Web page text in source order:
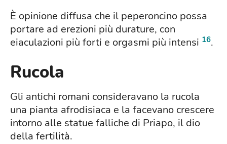
È opinione diffusa che il peperoncino possa
portare ad erezioni più durature, con
eiaculazioni più forti e orgasmi più intensi 16.
Rucola
Gli antichi romani consideravano la rucola
una pianta afrodisiaca e la facevano crescere
intorno alle statue falliche di Priapo, il dio
della fertilità.